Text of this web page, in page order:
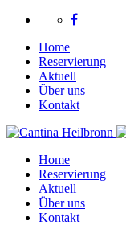
Home
Reservierung
Aktuell
Über uns
Kontakt
Home
Reservierung
Aktuell
Über uns
Kontakt